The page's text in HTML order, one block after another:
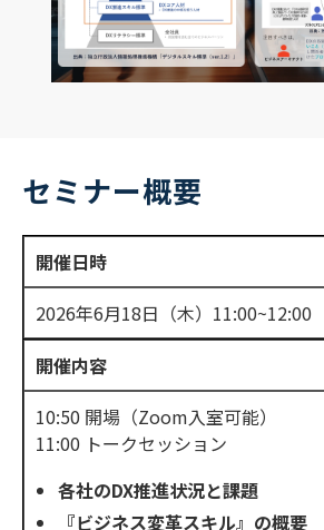
セミナー概要
開催日時
2026年6月18日（木）11:00~12:00
開催内容
10:50 開場（Zoom入室可能）
11:00 トークセッション
各社のDX推進状況と課題
『ビジネス変革スキル』の概要